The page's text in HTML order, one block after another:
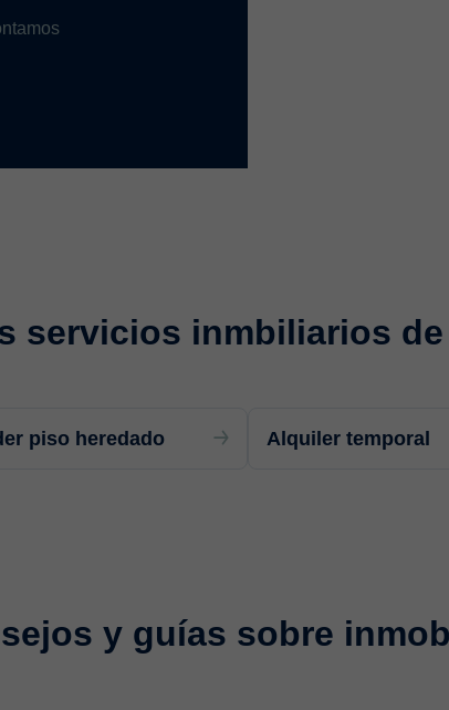
servicios inmbiliarios
piso heredado Alquiler temporal
y guías sobre